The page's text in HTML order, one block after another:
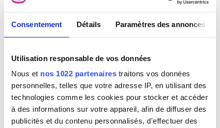
Consentement Détails Paramètres des annonces
Utilisation responsable de vos données
Nous et nos 1022 partenaires traitons vos données
personnelles, telles que votre adresse IP, en utilisant des
technologies comme les cookies pour stocker et accéder
à des informations sur votre appareil, afin de diffuser des
publicités et du contenu personnalisés, d'effectuer des
Hornes
Louis Gallait